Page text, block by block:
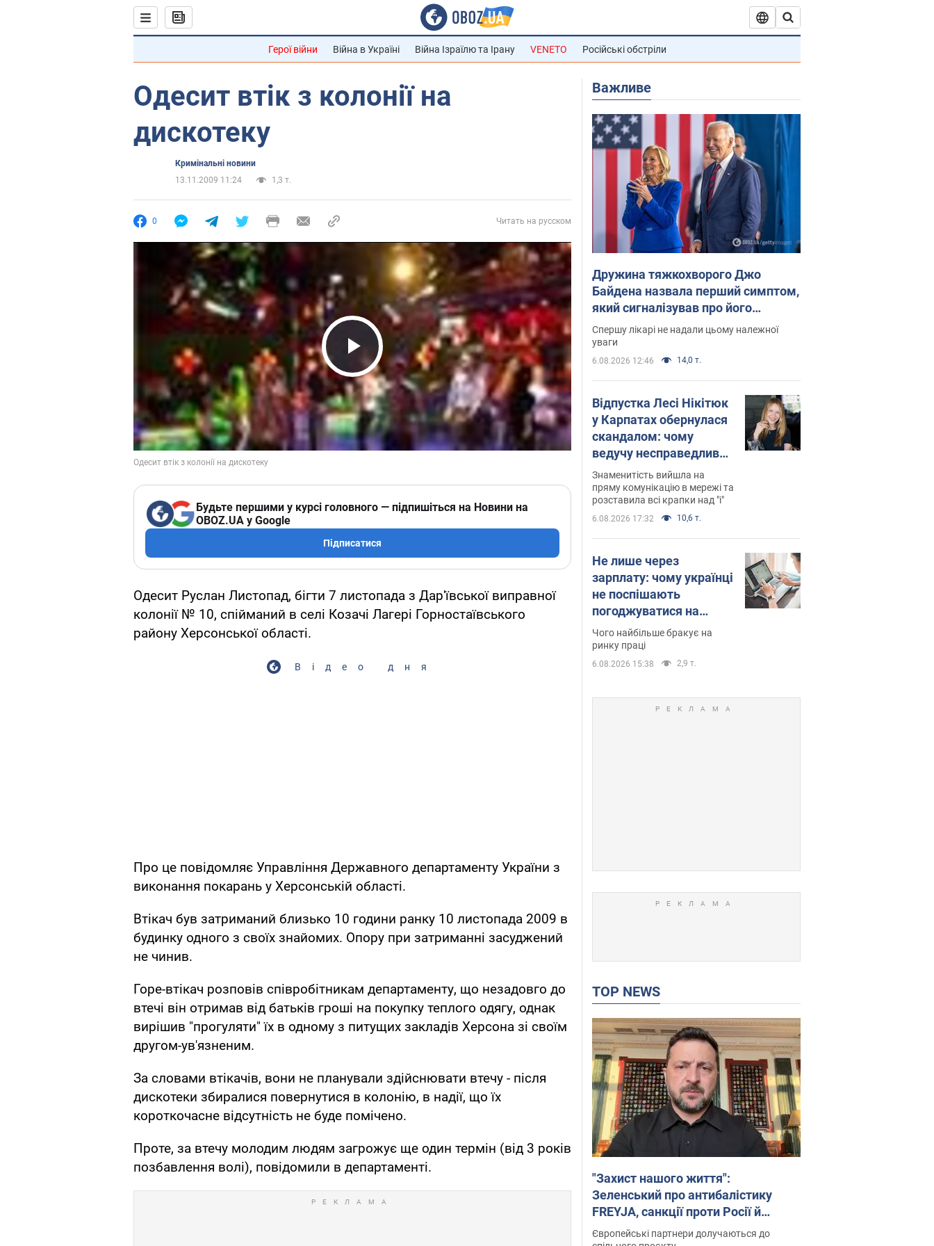
Герої війни Війна в Україні Війна Ізраїлю та Ірану VENETO Російські обстріли
Одесит втік з колонії на
дискотеку
Кримінальні новини
13.11.2009 11:24
1,3 т.
0 Читать на русском
Play Video
Будьте першими у курсі головного — підпишіться на Новини на
OBOZ.UA у Google
Підписатися
Одесит Руслан Листопад, бігти 7 листопада з Дар'ївської виправної
колонії № 10, спійманий в селі Козачі Лагері Горностаївського
району Херсонської області.
Відео дня
Про це повідомляє Управління Державного департаменту України з
виконання покарань у Херсонській області.
Втікач був затриманий близько 10 години ранку 10 листопада 2009 в
будинку одного з своїх знайомих. Опору при затриманні засуджений
не чинив.
Горе-втікач розповів співробітникам департаменту, що незадовго до
втечі він отримав від батьків гроші на покупку теплого одягу, однак
вирішив "прогуляти" їх в одному з питущих закладів Херсона зі своїм
другом-ув'язненим.
За словами втікачів, вони не планували здійснювати втечу - після
дискотеки збиралися повернутися в колонію, в надії, що їх
короткочасне відсутність не буде помічено.
Проте, за втечу молодим людям загрожує ще один термін (від 3 років
позбавлення волі), повідомили в департаменті.
Важливе
Дружина тяжкохворого Джо
Байдена назвала перший симптом,
який сигналізував про його
"агресивний" рак
Спершу лікарі не надали цьому належної
уваги
6.08.2026 12:46 14,0 т.
Відпустка Лесі Нікітюк
у Карпатах обернулася
скандалом: чому
ведучу несправедливо
захейтили
Знаменитість вийшла на
пряму комунікацію в мережі та
розставила всі крапки над "і"
6.08.2026 17:32 10,6 т.
Не лише через
зарплату: чому українці
не поспішають
погоджуватися на
вакансії
Чого найбільше бракує на
ринку праці
6.08.2026 15:38 2,9 т.
TOP NEWS
"Захист нашого життя":
Зеленський про антибалістику
FREYJA, санкції проти Росії й
підтримку аграріїв. Відео
Європейські партнери долучаються до